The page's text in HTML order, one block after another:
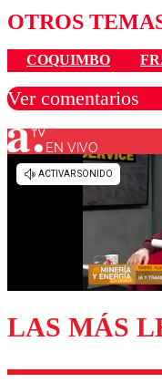
OTROS
COQUIMBO
Ver comentarios
Los comentarios
EN VIVO
LAS MÁS